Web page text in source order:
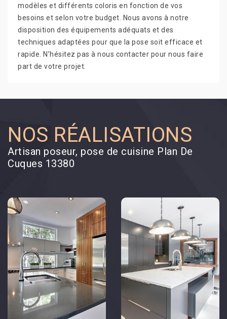
modèles et différents coloris en fonction de vos
besoins et selon votre budget. Nous avons à notre
disposition des équipements adéquats et des
techniques adaptées pour que la pose soit efficace et
rapide. N’hésitez pas à nous contacter pour nous faire
part de votre projet.
NOS RÉALISATIONS
Artisan poseur, pose de cuisine Plan De
Cuques 13380